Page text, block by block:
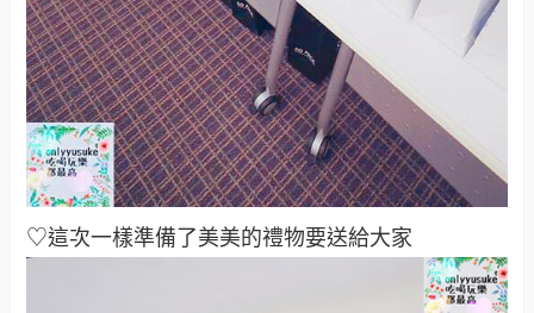
♡這次一樣準備了美美的禮物要送給大家